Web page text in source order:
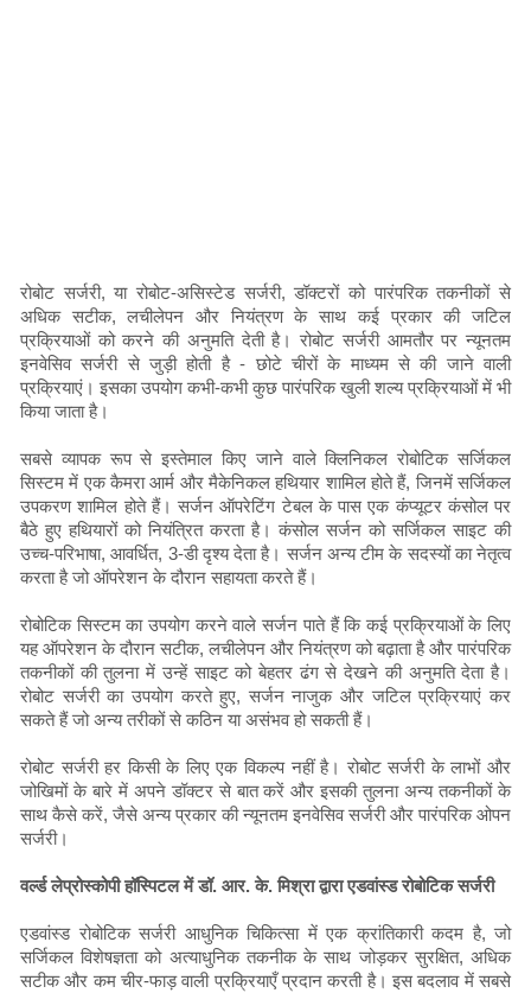
रोबोट सर्जरी, या रोबोट-असिस्टेड सर्जरी, डॉक्टरों को पारंपरिक तकनीकों से
अधिक सटीक, लचीलेपन और नियंत्रण के साथ कई प्रकार की जटिल
प्रक्रियाओं को करने की अनुमति देती है। रोबोट सर्जरी आमतौर पर न्यूनतम
इनवेसिव सर्जरी से जुड़ी होती है - छोटे चीरों के माध्यम से की जाने वाली
प्रक्रियाएं। इसका उपयोग कभी-कभी कुछ पारंपरिक खुली शल्य प्रक्रियाओं में भी
किया जाता है।
सबसे व्यापक रूप से इस्तेमाल किए जाने वाले क्लिनिकल रोबोटिक सर्जिकल
सिस्टम में एक कैमरा आर्म और मैकेनिकल हथियार शामिल होते हैं, जिनमें सर्जिकल
उपकरण शामिल होते हैं। सर्जन ऑपरेटिंग टेबल के पास एक कंप्यूटर कंसोल पर
बैठे हुए हथियारों को नियंत्रित करता है। कंसोल सर्जन को सर्जिकल साइट की
उच्च-परिभाषा, आवर्धित, 3-डी दृश्य देता है। सर्जन अन्य टीम के सदस्यों का नेतृत्व
करता है जो ऑपरेशन के दौरान सहायता करते हैं।
रोबोटिक सिस्टम का उपयोग करने वाले सर्जन पाते हैं कि कई प्रक्रियाओं के लिए
यह ऑपरेशन के दौरान सटीक, लचीलेपन और नियंत्रण को बढ़ाता है और पारंपरिक
तकनीकों की तुलना में उन्हें साइट को बेहतर ढंग से देखने की अनुमति देता है।
रोबोट सर्जरी का उपयोग करते हुए, सर्जन नाजुक और जटिल प्रक्रियाएं कर
सकते हैं जो अन्य तरीकों से कठिन या असंभव हो सकती हैं।
रोबोट सर्जरी हर किसी के लिए एक विकल्प नहीं है। रोबोट सर्जरी के लाभों और
जोखिमों के बारे में अपने डॉक्टर से बात करें और इसकी तुलना अन्य तकनीकों के
साथ कैसे करें, जैसे अन्य प्रकार की न्यूनतम इनवेसिव सर्जरी और पारंपरिक ओपन
सर्जरी।
वर्ल्ड लेप्रोस्कोपी हॉस्पिटल में डॉ. आर. के. मिश्रा द्वारा एडवांस्ड रोबोटिक सर्जरी
एडवांस्ड रोबोटिक सर्जरी आधुनिक चिकित्सा में एक क्रांतिकारी कदम है, जो
सर्जिकल विशेषज्ञता को अत्याधुनिक तकनीक के साथ जोड़कर सुरक्षित, अधिक
सटीक और कम चीर-फाड़ वाली प्रक्रियाएँ प्रदान करती है। इस बदलाव में सबसे